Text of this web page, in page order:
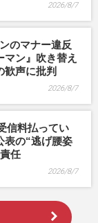
2026/8/7
のマナー違反
ン』吹き替え
歓声に批判
2026/8/7
信料払ってい
の“逃げ腰姿
任
2026/8/7